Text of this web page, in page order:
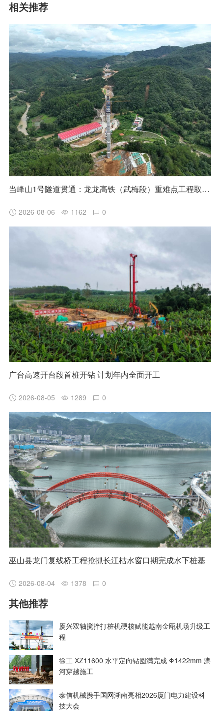
相关推荐
当峰山1号隧道贯通：龙龙高铁（武梅段）重难点工程取得阶段性突破
2026-08-06 1162 0
广台高速开台段首桩开钻 计划年内全面开工
2026-08-05 1289 0
巫山县龙门复线桥工程抢抓长江枯水窗口期完成水下桩基
2026-08-04 1378 0
其他推荐
厦兴双轴搅拌打桩机硬核赋能越南金瓯机场升级工
程
徐工 XZ11600 水平定向钻圆满完成 Φ1422mm 滦
河穿越施工
泰信机械携手国网湖南亮相2026厦门电力建设科
技大会